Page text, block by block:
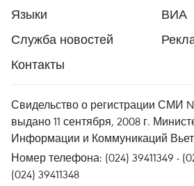
Языки
ВИА
Служба новостей
Контакты
Свидельство о регистрации СМИ №
выдано 11 сентября, 2008 г.
Информации и Коммуникаций
Номер телефона: (024) 39411349 -
(024) 39411348